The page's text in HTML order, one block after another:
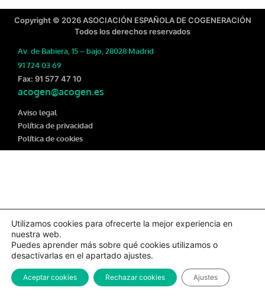
Copyright © 2026 ASOCIACIÓN ESPAÑOLA DE COGENERACIÓN
Todos los derechos reservados
Av. de Babiera, 15 – bajo, 28028 Madrid
91 724 03 69
Fax: 91 577 47 10
acogen@acogen.es
Aviso legal
Política de privacidad
Política de cookies
Utilizamos cookies para ofrecerte la mejor experiencia en
nuestra web.
Puedes aprender más sobre qué cookies utilizamos o
desactivarlas en el apartado ajustes.
Aceptar cookies Rechazar cookies Ajustes